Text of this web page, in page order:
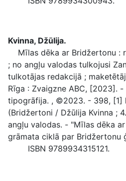
Kvinna, Džūlija.
Mīlas dēka ar Bridžertonu :
; no angļu valodas tulkojusi
tulkotājas redakcijā ;
Rīga : Zvaigzne ABC, [2023].
tipogrāfija. , ©2023. - 398, [1]
(Bridžertoni / Džūlija Kvinna ;
angļu valodas. - "Mīlas dēka
grāmata ciklā par Bridžertonu
ISBN 9789934315121.